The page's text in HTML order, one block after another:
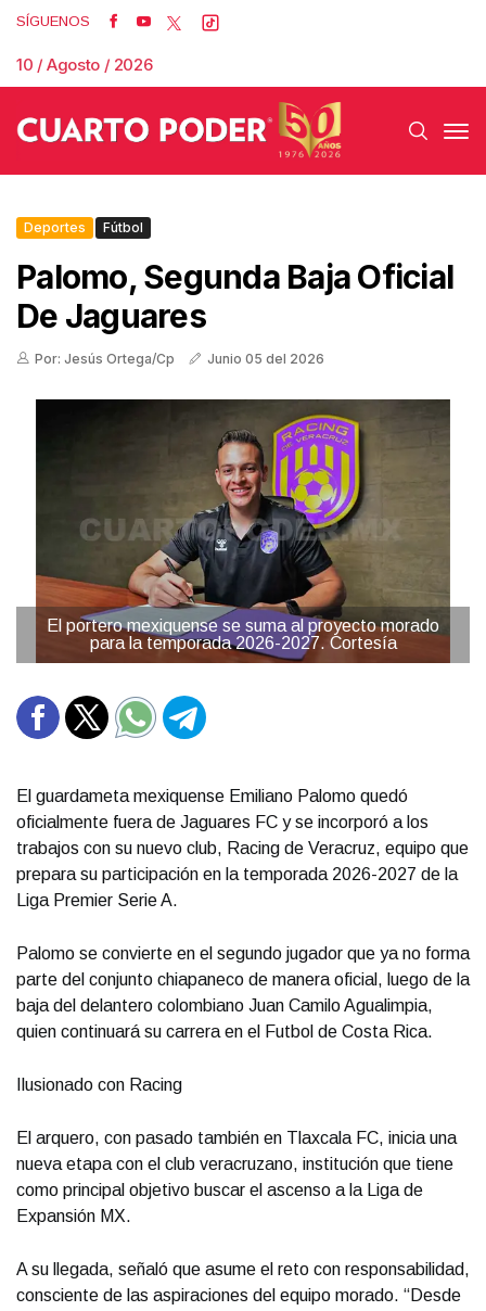
SÍGUENOS
10 / Agosto / 2026
Deportes Fútbol
Palomo, Segunda Baja Oficial
De Jaguares
Por: Jesús Ortega/Cp Junio 05 del 2026
El portero mexiquense se suma al proyecto morado
para la temporada 2026-2027. Cortesía
El guardameta mexiquense Emiliano Palomo quedó
oficialmente fuera de Jaguares FC y se incorporó a los
trabajos con su nuevo club, Racing de Veracruz, equipo que
prepara su participación en la temporada 2026-2027 de la
Liga Premier Serie A.
Palomo se convierte en el segundo jugador que ya no forma
parte del conjunto chiapaneco de manera oficial, luego de la
baja del delantero colombiano Juan Camilo Agualimpia,
quien continuará su carrera en el Futbol de Costa Rica.
Ilusionado con Racing
El arquero, con pasado también en Tlaxcala FC, inicia una
nueva etapa con el club veracruzano, institución que tiene
como principal objetivo buscar el ascenso a la Liga de
Expansión MX.
A su llegada, señaló que asume el reto con responsabilidad,
consciente de las aspiraciones del equipo morado. “Desde